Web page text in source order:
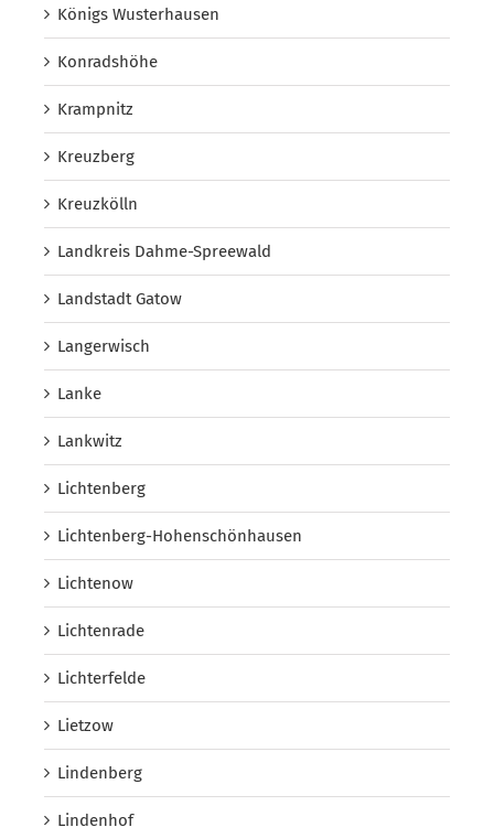
Königs Wusterhausen
Konradshöhe
Krampnitz
Kreuzberg
Kreuzkölln
Landkreis Dahme-Spreewald
Landstadt Gatow
Langerwisch
Lanke
Lankwitz
Lichtenberg
Lichtenberg-Hohenschönhausen
Lichtenow
Lichtenrade
Lichterfelde
Lietzow
Lindenberg
Lindenhof